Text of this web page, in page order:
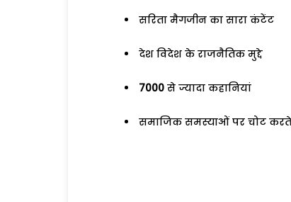
सरिता मैगजीन का सारा कंटेंट
देश विदेश के राजनैतिक मुद्दे
7000 से ज्यादा कहानियां
समाजिक समस्याओं पर चोट